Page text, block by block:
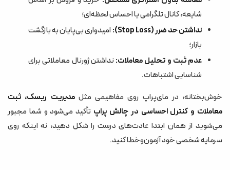
شایعه، کانال تلگرامی یا احساس لحظه‌ای؛
نداشتن حد ضرر (Stop Loss):
امیدواری بی‌پایان به بازگشت
بازار؛
عدم ثبت و تحلیل معاملات: نداشتن ژورنال معاملاتی برای
شناسایی اشتباهات.
خوش‌بختانه، در مای‌پراپ روی مفاهیمی مثلمدیریت ریسک، ثبت
معاملات و کنترل احساسی در چالش پراپ تأکید می‌شود و شما مجبور
می‌شوید از همان ابتدا عادت‌های درست را شکل دهید، نه اینکه روی
سرمایه شخصی خود آزمون‌وخطا کنید.